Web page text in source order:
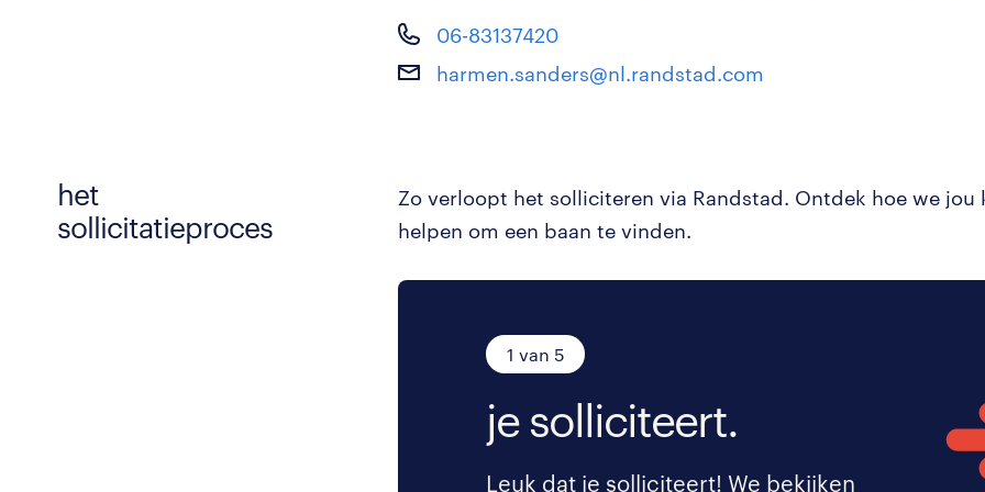
06-83137420
harmen.sanders@nl.randstad.com
het
sollicitatieproces
Zo verloopt het solliciteren via Randstad. Ontdek hoe we jou
helpen om een baan te vinden.
1 van 5
je solliciteert.
Leuk dat je solliciteert! We bekijken